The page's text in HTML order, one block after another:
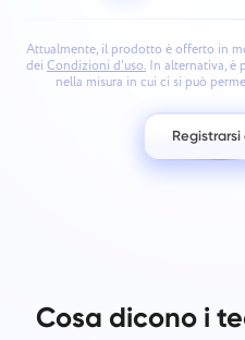
Attualmente, il prodotto è offerto in
dei Condizioni d'uso. In alternativa, è
nella misura in cui ci si può
Registrarsi
Cosa dicono i